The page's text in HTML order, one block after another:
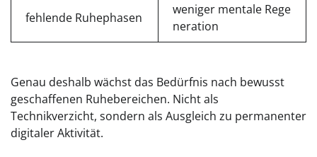
fehlende Ruhephasen
weniger mentale Rege
neration
Genau deshalb wächst das Bedürfnis nach bewusst
geschaffenen Ruhebereichen. Nicht als
Technikverzicht, sondern als Ausgleich zu permanenter
digitaler Aktivität.